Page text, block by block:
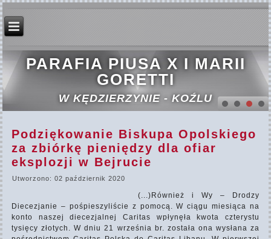
PARAFIA PIUSA X I MARII
GORETTI
W KĘDZIERZYNIE - KOŹLU
Podziękowanie Biskupa Opolskiego
za zbiórkę pieniędzy dla ofiar
eksplozji w Bejrucie
Utworzono: 02 październik 2020
(...)Również i Wy – Drodzy
Diecezjanie – pośpieszyliście z pomocą. W ciągu miesiąca na
konto naszej diecezjalnej Caritas wpłynęła kwota czterystu
tysięcy złotych. W dniu 21 września br. została ona wysłana za